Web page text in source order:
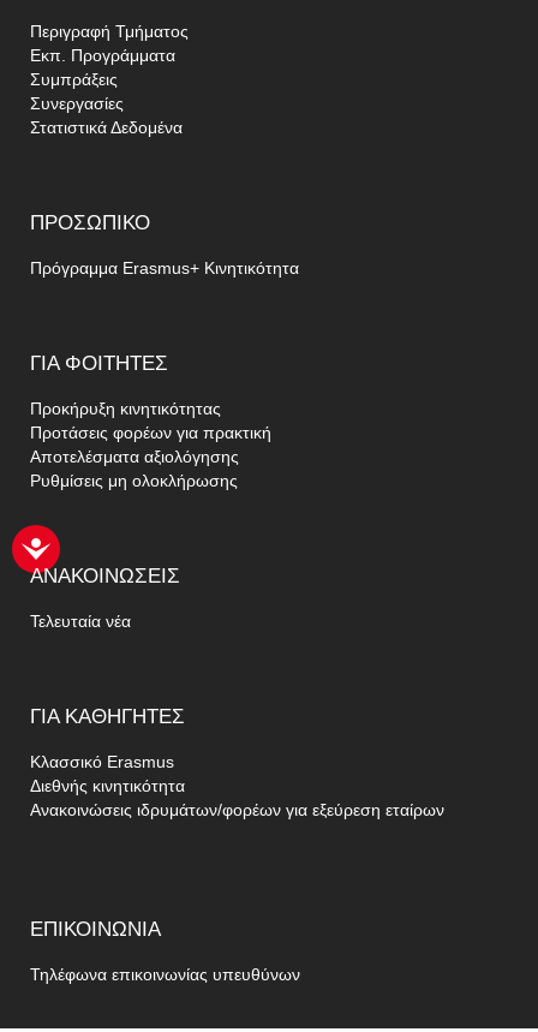
Περιγραφή Τμήματος
Εκπ. Προγράμματα
Συμπράξεις
Συνεργασίες
Στατιστικά Δεδομένα
ΠΡΟΣΩΠΙΚΌ
Πρόγραμμα Erasmus+ Κινητικότητα
ΓΙΑΦΟΙΤΗΤΈΣ
Προκήρυξη κινητικότητας
Προτάσεις φορέων για πρακτική
Αποτελέσματα αξιολόγησης
Ρυθμίσεις μη ολοκλήρωσης
ΑΝΑΚΟΙΝΏΣΕΙΣ
Τελευταία νέα
ΓΙΑΚΑΘΗΓΗΤΈΣ
Κλασσικό Erasmus
Διεθνής κινητικότητα
Ανακοινώσεις ιδρυμάτων/φορέων για εξεύρεση εταίρων
ΕΠΙΚΟΙΝΩΝΊΑ
Τηλέφωνα επικοινωνίας υπευθύνων